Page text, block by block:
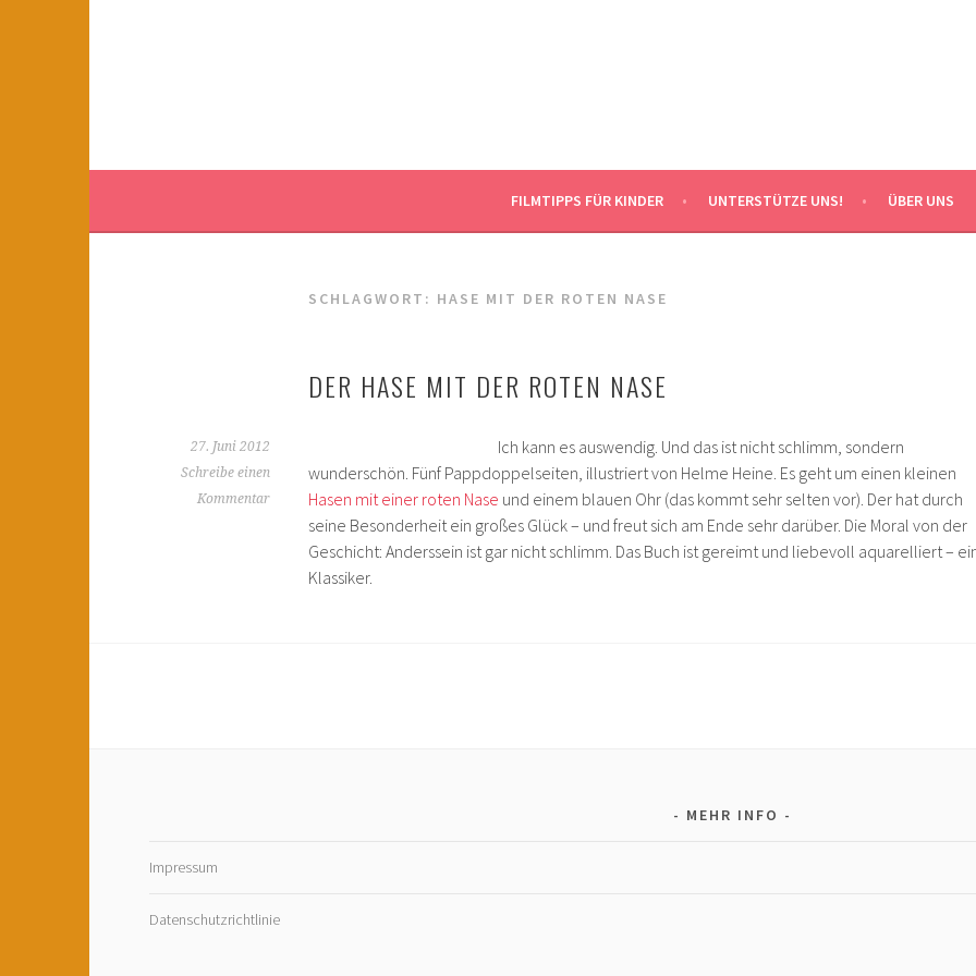
FILMTIPPS FÜR KINDER UNTERSTÜTZE UNS! ÜBER UNS
SCHLAGWORT: HASE MIT DER ROTEN NASE
DER HASE MIT DER ROTEN NASE
27. Juni 2012
Schreibe einen
Kommentar
Ich kann es auswendig. Und das ist nicht schlimm, sondern
wunderschön. Fünf Pappdoppelseiten, illustriert von Helme Heine. Es geht um einen kleinen
Hasen mit einer roten Nase und einem blauen Ohr (das kommt sehr selten vor). Der hat durch
seine Besonderheit ein großes Glück – und freut sich am Ende sehr darüber. Die Moral von der
Geschicht: Anderssein ist gar nicht schlimm. Das Buch ist gereimt und liebevoll aquarelliert –
Klassiker.
MEHR INFO
Impressum
Datenschutzrichtlinie